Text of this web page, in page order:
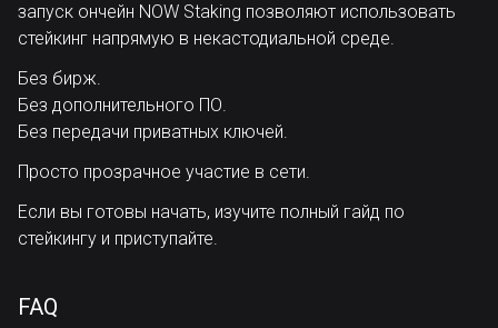
запуск ончейн NOW Staking позволяют использовать
стейкинг напрямую в некастодиальной среде.
Без бирж.
Без дополнительного ПО.
Без передачи приватных ключей.
Просто прозрачное участие в сети.
Если вы готовы начать, изучите полный гайд по
стейкингу и приступайте.
FAQ